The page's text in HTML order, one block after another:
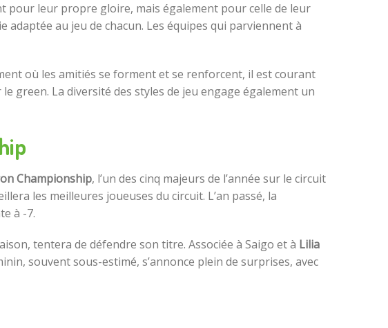
pour leur propre gloire, mais également pour celle de leur
adaptée au jeu de chacun. Les équipes qui parviennent à
où les amitiés se forment et se renforcent, il est courant
green. La diversité des styles de jeu engage également un
Championship, l’un des cinq majeurs de l’année sur le circuit
les meilleures joueuses du circuit. L’an passé, la
à -7.
tentera de défendre son titre. Associée à Saigo et à Lilia
souvent sous-estimé, s’annonce plein de surprises, avec